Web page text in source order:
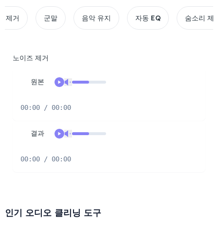
군말 음악 유지 자동 EQ 숨소리 제거
노이즈 제거
원본
00:00 / 00:00
결과
00:00 / 00:00
인기 오디오 클리닝 도구